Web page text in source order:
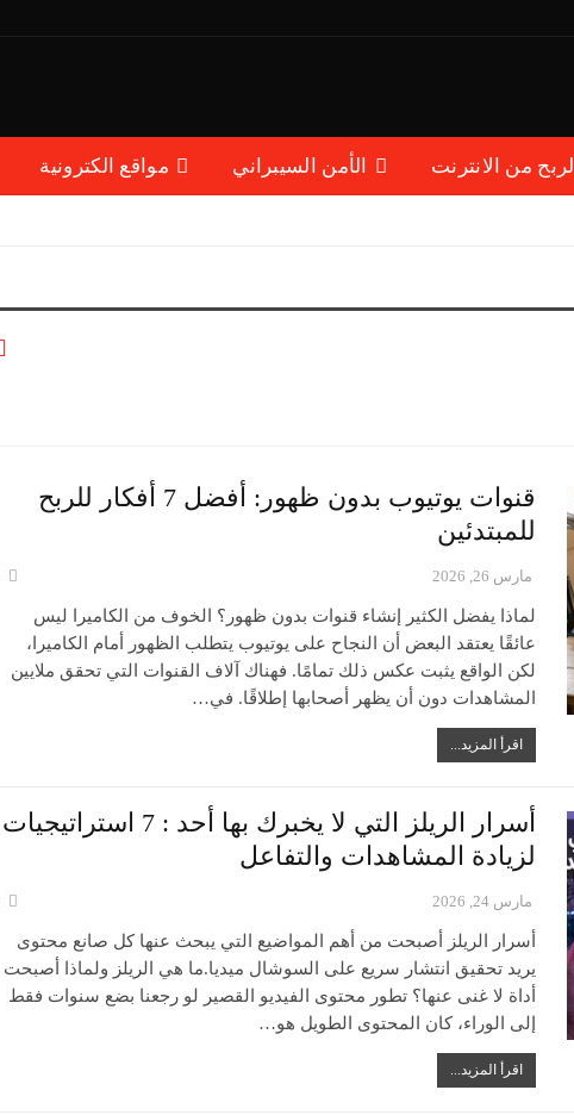
الربح من الانترنت الأمن السيبراني مواقع الكترونية
قنوات يوتيوب بدون ظهور: أفضل 7 أفكار للربح
للمبتدئين
مارس 26, 2026
لماذا يفضل الكثير إنشاء قنوات بدون ظهور؟ الخوف من الكاميرا ليس
عائقًا يعتقد البعض أن النجاح على يوتيوب يتطلب الظهور أمام الكاميرا،
لكن الواقع يثبت عكس ذلك تمامًا. فهناك آلاف القنوات التي تحقق ملايين
المشاهدات دون أن يظهر أصحابها إطلاقًا. في…
اقرأ المزيد...
أسرار الريلز التي لا يخبرك بها أحد : 7 استراتيجيات
لزيادة المشاهدات والتفاعل
مارس 24, 2026
أسرار الريلز أصبحت من أهم المواضيع التي يبحث عنها كل صانع محتوى
يريد تحقيق انتشار سريع على السوشال ميديا.ما هي الريلز ولماذا أصبحت
أداة لا غنى عنها؟ تطور محتوى الفيديو القصير لو رجعنا بضع سنوات فقط
إلى الوراء، كان المحتوى الطويل هو…
اقرأ المزيد...